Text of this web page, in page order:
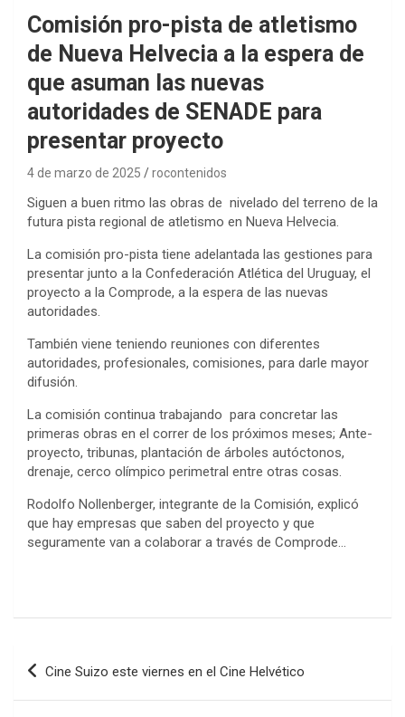
Comisión pro-pista de atletismo
de Nueva Helvecia a la espera de
que asuman las nuevas
autoridades de SENADE para
presentar proyecto
4 de marzo de 2025 rocontenidos
Siguen a buen ritmo las obras de nivelado del terreno de la
futura pista regional de atletismo en Nueva Helvecia.
La comisión pro-pista tiene adelantada las gestiones para
presentar junto a la Confederación Atlética del Uruguay, el
proyecto a la Comprode, a la espera de las nuevas
autoridades.
También viene teniendo reuniones con diferentes
autoridades, profesionales, comisiones, para darle mayor
difusión.
La comisión continua trabajando para concretar las
primeras obras en el correr de los próximos meses; Ante-
proyecto, tribunas, plantación de árboles autóctonos,
drenaje, cerco olímpico perimetral entre otras cosas.
Rodolfo Nollenberger, integrante de la Comisión, explicó
que hay empresas que saben del proyecto y que
seguramente van a colaborar a través de Comprode…
Navegación
de
Cine Suizo este viernes en el Cine Helvético